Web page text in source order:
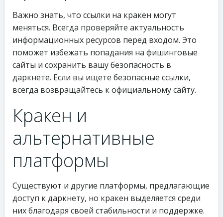
Важно знать, что ссылки на кракен могут
меняться. Всегда проверяйте актуальность
информационных ресурсов перед входом. Это
поможет избежать попадания на фишинговые
сайты и сохранить вашу безопасность в
даркнете. Если вы ищете безопасные ссылки,
всегда возвращайтесь к официальному сайту.
Кракен и
альтернативные
платформы
Существуют и другие платформы, предлагающие
доступ к даркнету, но кракен выделяется среди
них благодаря своей стабильности и поддержке.